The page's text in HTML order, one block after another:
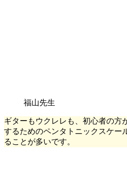
福山先生
ギターもウクレレも、初心者の方
するためのペンタトニックスケー
ることが多いです。